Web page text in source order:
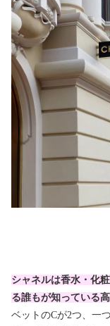
シャネルは香水・化
る誰もが知っている
ベットのCが2つ、一